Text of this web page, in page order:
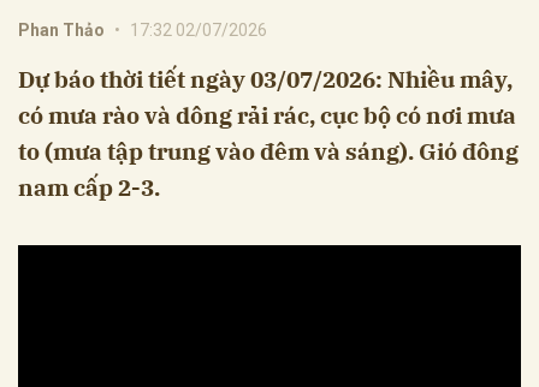
Phan Thảo • 17:32 02/07/2026
Dự báo thời tiết ngày 03/07/2026: Nhiều mây,
có mưa rào và dông rải rác, cục bộ có nơi mưa
to (mưa tập trung vào đêm và sáng). Gió đông
nam cấp 2-3.